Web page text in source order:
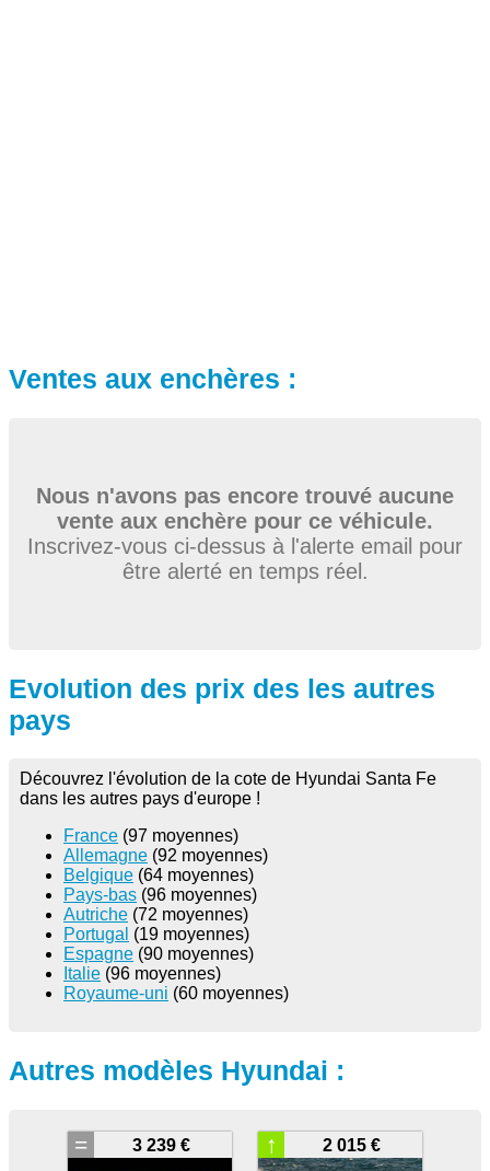
Ventes aux enchères :
Nous n'avons pas encore trouvé aucune
vente aux enchère pour ce véhicule.
Inscrivez-vous ci-dessus à l'alerte email pour
être alerté en temps réel.
Evolution des prix des les autres
pays
Découvrez l'évolution de la cote de Hyundai Santa Fe
dans les autres pays d'europe !
France (97 moyennes)
Allemagne (92 moyennes)
Belgique (64 moyennes)
Pays-bas (96 moyennes)
Autriche (72 moyennes)
Portugal (19 moyennes)
Espagne (90 moyennes)
Italie (96 moyennes)
Royaume-uni (60 moyennes)
Autres modèles Hyundai :
3 239 €
= 2 015 €
↑